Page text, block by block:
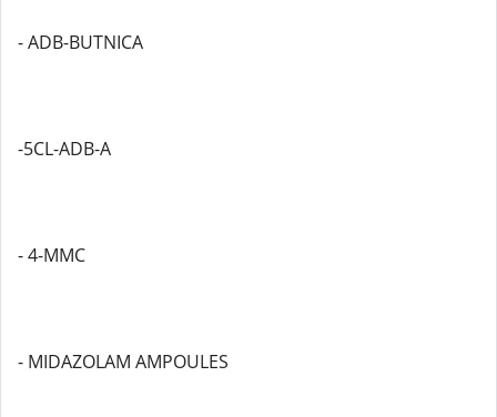
- ADB-BUTNICA
-5CL-ADB-A
- 4-MMC
- MIDAZOLAM AMPOULES